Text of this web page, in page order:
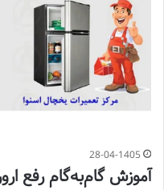
28-04-1405
آموزش گام‌به‌گام رفع